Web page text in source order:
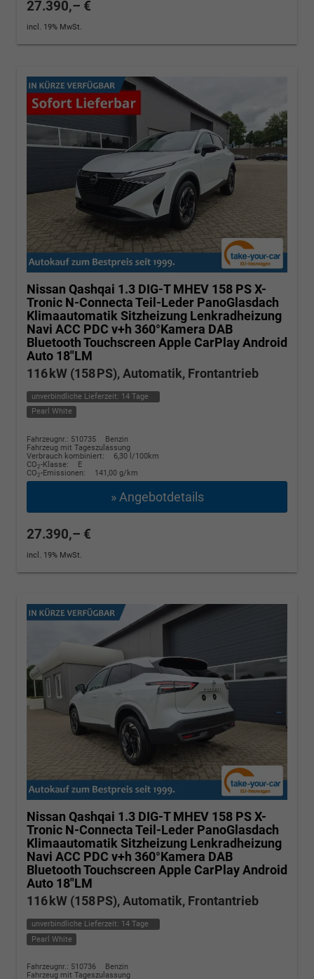
27.390,– €
incl. 19% MwSt.
Nissan Qashqai 1.3 DIG-T MHEV 158 PS X-
Tronic N-Connecta Teil-Leder PanoGlasdach
Klimaautomatik Sitzheizung Lenkradheizung
Navi ACC PDC v+h 360°Kamera DAB
Bluetooth Touchscreen Apple CarPlay Android
Auto 18"LM
116 kW (158 PS), Automatik, Frontantrieb
unverbindliche Lieferzeit: 14 Tage
Pearl White
Fahrzeugnr.: 510735
Benzin
Fahrzeug mit Tageszulassung
Verbrauch kombiniert:
6,30 l/100km
CO2-Klasse:
E
CO2-Emissionen: 141,00 g/km
» Angebotdetails
27.390,– €
incl. 19% MwSt.
Nissan Qashqai 1.3 DIG-T MHEV 158 PS X-
Tronic N-Connecta Teil-Leder PanoGlasdach
Klimaautomatik Sitzheizung Lenkradheizung
Navi ACC PDC v+h 360°Kamera DAB
Bluetooth Touchscreen Apple CarPlay Android
Auto 18"LM
116 kW (158 PS), Automatik, Frontantrieb
unverbindliche Lieferzeit: 14 Tage
Pearl White
Fahrzeugnr.: 510736
Benzin
Fahrzeug mit Tageszulassung